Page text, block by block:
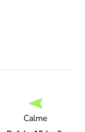
Calme